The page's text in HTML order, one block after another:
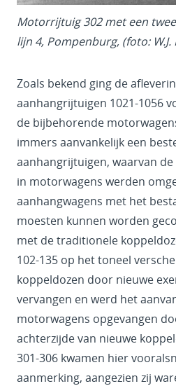
Motorrijtuig 302 met een
lijn 4, Pompenburg, (foto: W.J.
Zoals bekend ging de
aanhangrijtuigen 1021-1056
de bijbehorende
immers aanvankelijk een
aanhangrijtuigen, waarvan
in motorwagens werden
aanhangwagens met het
moesten kunnen worden
met de traditionele
102-135 op het toneel
koppeldozen door nieuwe
vervangen en werd het
motorwagens opgevangen
achterzijde van nieuwe
301-306 kwamen hier
aanmerking, aangezien zij